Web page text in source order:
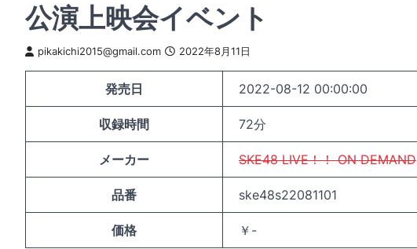
公演上映会イベント
pikakichi2015@gmail.com 2022年8月11日
発売日 2022-08-12 00:00:00
収録時間 72分
メーカー SKE48 LIVE！！ ON DEMAND
品番 ske48s22081101
価格 ￥-